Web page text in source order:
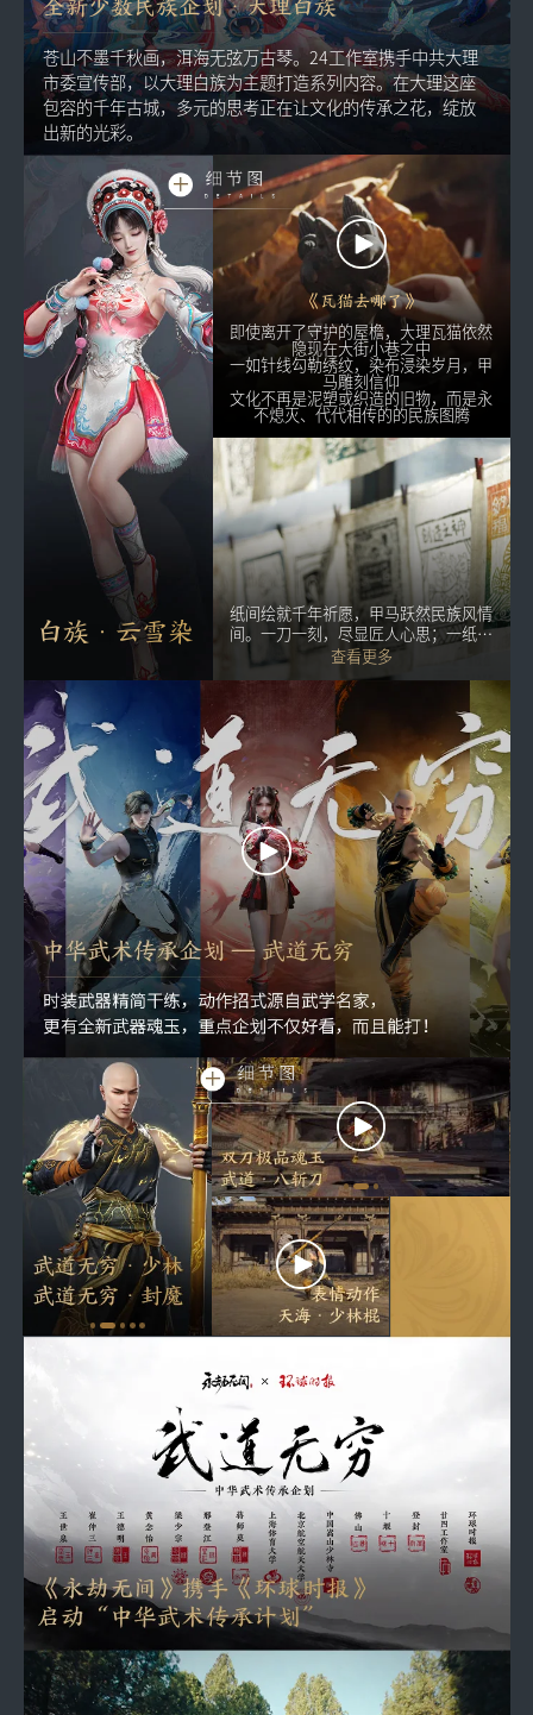
全新少数民族企划·大理白族
苍山不墨千秋画，洱海无弦万古琴。24工作室携手中共大理
市委宣传部，以大理白族为主题打造系列内容。在大理这座
包容的千年古城，多元的思考正在让文化的传承之花，绽放
出新的光彩。
白族·云雪染
《瓦猫去哪了》
即使离开了守护的屋檐，大理瓦猫依然
隐现在大街小巷之中
一如针线勾勒绣纹，染布浸染岁月，甲
马雕刻信仰
文化不再是泥塑或织造的旧物，而是永
不熄灭、代代相传的的民族图腾
年祈愿，甲马跃然民族风情
刻，尽显匠人心思；一纸一
白族扎染技艺代表性传承人 张翰敏
大理扎染是白族民间艺术瑰宝。其以棉
麻丝为画布，工艺繁复，每一道工序皆
显匠心独运；图案斑斓，展现白族深厚
文化底蕴与独特审美，是织就白族织染
文化的绚丽篇章。
查看更多